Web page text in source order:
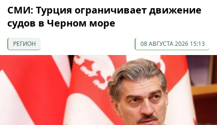
СМИ: Турция ограничивает движение
судов в Черном море
РЕГИОН 08 АВГУСТА 2026 15:13